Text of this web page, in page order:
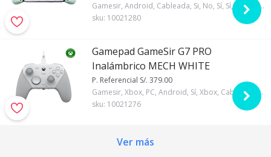
Gamesir, Android, Cableada, Si, No, Sí, Sí, Verde, No
sku: 10021280
Gamepad GameSir G7 PRO
Inalámbrico MECH WHITE
P. Referencial S/. 379.00
Gamesir, Xbox, PC, Android, Sí, Xbox, Cableada, Dongle 2.4, Bluetooth, 1200mAh, 1000 Hz, Si, No, Sí, Sí, Blanco, Sí
sku: 10021276
Ver más